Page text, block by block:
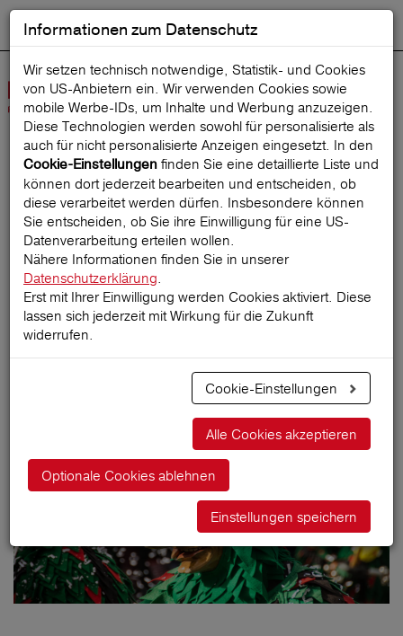
Suche starten
Startseite ReiseMagazin
Die witzigsten
Karnevalsbräuche weltweit
13.01.2019
Informationen zum Datenschutz
Wir setzen technisch notwendige, Statistik- und Cookies
von US-Anbietern ein. Wir verwenden Cookies sowie
mobile Werbe‑IDs, um Inhalte und Werbung anzuzeigen.
Diese Technologien werden sowohl für personalisierte als
auch für nicht personalisierte Anzeigen eingesetzt. In den
Cookie-Einstellungen finden Sie eine detaillierte Liste und
können dort jederzeit bearbeiten und entscheiden, ob
diese verarbeitet werden dürfen. Insbesondere können
Sie entscheiden, ob Sie ihre Einwilligung für eine US-
Datenverarbeitung erteilen wollen.
Nähere Informationen finden Sie in unserer
Datenschutzerklärung.
Erst mit Ihrer Einwilligung werden Cookies aktiviert. Diese
lassen sich jederzeit mit Wirkung für die Zukunft
widerrufen.
Cookie-Einstellungen
Alle Cookies akzeptieren
Optionale Cookies ablehnen
Einstellungen speichern